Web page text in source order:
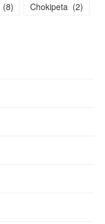
(8) Chokipeta (2)